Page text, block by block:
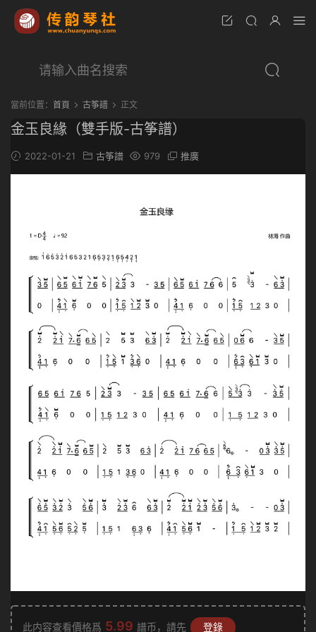
當前位置： 首頁 古筝譜 正文
金玉良緣（雙手版-古筝譜）
2022-01-21 古筝譜 979 推廣
此内容查看價格爲 5.99 譜币，請先 登錄